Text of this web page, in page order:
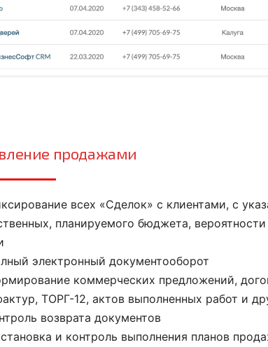
продажами
всех «Сделок» с клиентами, с
планируемого бюджета, вероятности
электронный документооборот
коммерческих предложений,
ТОРГ-12, актов выполненных работ и
возврата документов
и контроль выполнения планов